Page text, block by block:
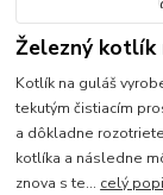
Železný kotlík
Kotlík na guláš
tekutým čistiacím
a dôkladne
kotlíka a následne
znova s te... celý